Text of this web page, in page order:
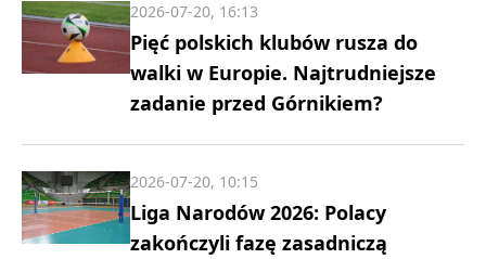
Pięć polskich klubów rusza do
walki w Europie. Najtrudniejsze
zadanie przed Górnikiem?
2026-07-20, 16:13
Liga Narodów 2026: Polacy
zakończyli fazę zasadniczą
2026-07-20, 10:15